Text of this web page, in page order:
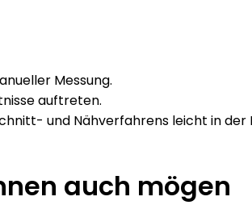
Messung.
auftreten.
und Nähverfahrens leicht in der
auch mögen